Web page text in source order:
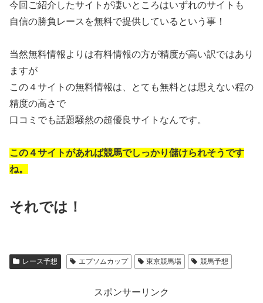
今回ご紹介したサイトが凄いところはいずれのサイトも
自信の勝負レースを無料で提供しているという事！
当然無料情報よりは有料情報の方が精度が高い訳ではあり
ますが
この４サイトの無料情報は、とても無料とは思えない程の
精度の高さで
口コミでも話題騒然の超優良サイトなんです。
この４サイトがあれば競馬でしっかり儲けられそうです
ね。
それでは！
レース予想 エプソムカップ 東京競馬場 競馬予想
スポンサーリンク